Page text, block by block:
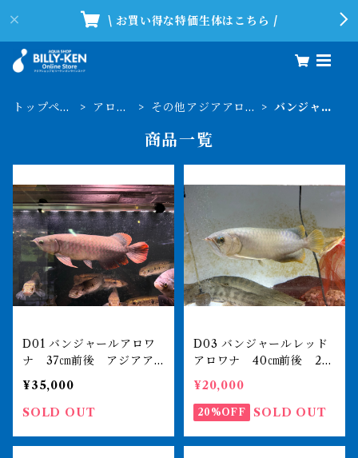
\ お買い得な特価生体はこちら /
トップペー
アロワ
その他アジアアロワ
バンジャー
商品一覧
D01 バンジャールアロワ
ナ 37㎝前後 アジアア
ロワナ 250-002632
¥35,000
SOLD OUT
D03 バンジャールレッド
アロワナ 40㎝前後 22
¥20,000
20%OFF SOLD OUT